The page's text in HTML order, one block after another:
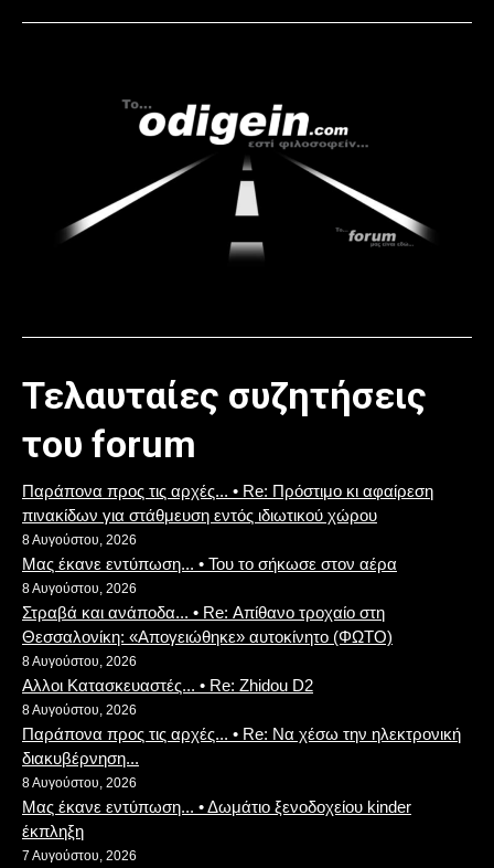
Τελαυταίες συζητήσεις
του forum
Παράπονα προς τις αρχές... • Re: Πρόστιμο κι αφαίρεση
πινακίδων για στάθμευση εντός ιδιωτικού χώρου
8 Αυγούστου, 2026
Μας έκανε εντύπωση... • Του το σήκωσε στον αέρα
8 Αυγούστου, 2026
Στραβά και ανάποδα... • Re: Απίθανο τροχαίο στη
Θεσσαλονίκη: «Απογειώθηκε» αυτοκίνητο (ΦΩΤΟ)
8 Αυγούστου, 2026
Αλλοι Κατασκευαστές... • Re: Zhidou D2
8 Αυγούστου, 2026
Παράπονα προς τις αρχές... • Re: Να χέσω την ηλεκτρονική
διακυβέρνηση...
8 Αυγούστου, 2026
Μας έκανε εντύπωση... • Δωμάτιο ξενοδοχείου kinder
έκπληξη
7 Αυγούστου, 2026